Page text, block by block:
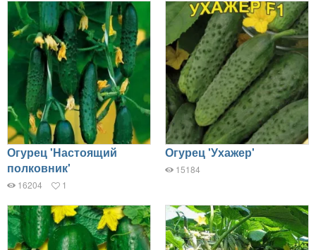
Огурец 'Настоящий
полковник'
16204 1
Огурец 'Ухажер'
15184